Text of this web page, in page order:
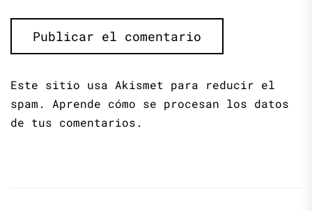
Este sitio usa Akismet para reducir el
spam. Aprende cómo se procesan los datos
de tus comentarios.